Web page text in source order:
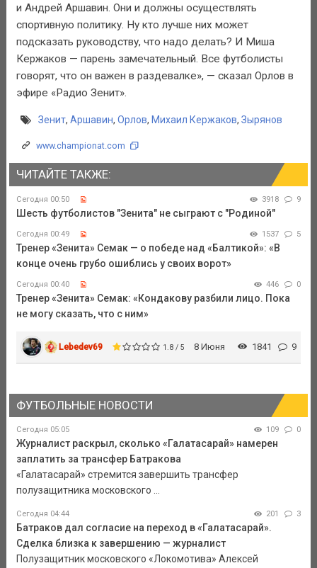
и Андрей Аршавин. Они и должны осуществлять
спортивную политику. Ну кто лучше них может
подсказать руководству, что надо делать? И Миша
Кержаков — парень замечательный. Все футболисты
говорят, что он важен в раздевалке», — сказал Орлов в
эфире «Радио Зенит».
Зенит, Аршавин, Орлов, Михаил Кержаков, Зырянов
www.championat.com
ЧИТАЙТЕ ТАКЖЕ:
Сегодня 00:50 3918 9
Шесть футболистов "Зенита" не сыграют с "Родиной"
Сегодня 00:49 1537 5
Тренер «Зенита» Семак — о победе над «Балтикой»: «В
конце очень грубо ошиблись у своих ворот»
Сегодня 00:40 446 0
Тренер «Зенита» Семак: «Кондакову разбили лицо. Пока
не могу сказать, что с ним»
Lebedev69 1.8 / 5 8 Июня 1841 9
ФУТБОЛЬНЫЕ НОВОСТИ
Сегодня 05:05 109 0
Журналист раскрыл, сколько «Галатасарай» намерен
заплатить за трансфер Батракова
«Галатасарай» стремится завершить трансфер
полузащитника московского ...
Сегодня 04:44 201 3
Батраков дал согласие на переход в «Галатасарай».
Сделка близка к завершению — журналист
Полузащитник московского «Локомотива» Алексей